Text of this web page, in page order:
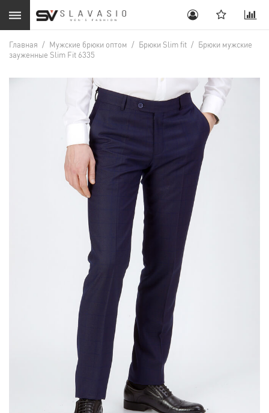
Главная / Мужские брюки оптом / Брюки Slim fit / Брюки мужские
зауженные Slim Fit 6335